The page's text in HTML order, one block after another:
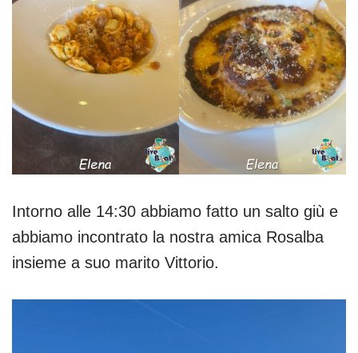
Intorno alle 14:30 abbiamo fatto un salto giù e
abbiamo incontrato la nostra amica Rosalba
insieme a suo marito Vittorio.